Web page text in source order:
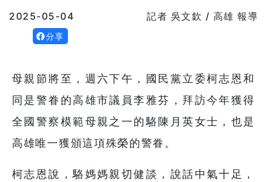
2025-05-04 記者 吳文欽 / 高雄 報導
分享
母親節將至，週六下午，國民黨立委柯志恩和
同是警眷的高雄市議員李雅芬，拜訪今年獲得
全國警察模範母親之一的駱陳月英女士，也是
高雄唯一獲頒這項殊榮的警眷。
柯志恩說，駱媽媽親切健談，說話中氣十足，